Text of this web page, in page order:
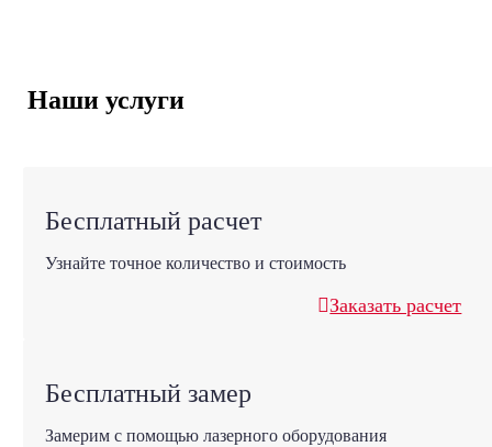
Наши услуги
Бесплатный расчет
Узнайте точное количество и стоимость
Заказать расчет
Бесплатный замер
Замерим с помощью лазерного оборудования